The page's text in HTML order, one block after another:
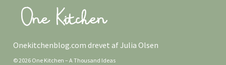
Onekitchenblog.com drevet af Julia Olsen
© 2026 One Kitchen – A Thousand Ideas